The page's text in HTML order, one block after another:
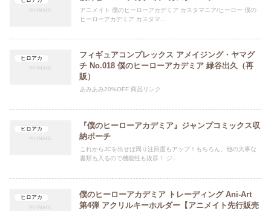
アニメイト 僕のヒーローアカデミア カスタマニア/ヒーロー 僕の
ヒーローアカデミア カスタマ...
ヒロアカ
フィギュアコンプレックス アメイジング・ヤマグ
チ No.018 僕のヒーローアカデミア 緑谷出久（再
販）
あみあみ20%OFF 商品リンク
ヒロアカ
『僕のヒーローアカデミア』ジャンプコミックス収
納ポーチ
これからJCを出せば周り注目度もアップ！もちろん、他の大事な
書類も入るので機能性も抜群！ ジ...
ヒロアカ
僕のヒーローアカデミア トレーディング Ani-Art
第4弾 アクリルキーホルダー【アニメイト先行販売